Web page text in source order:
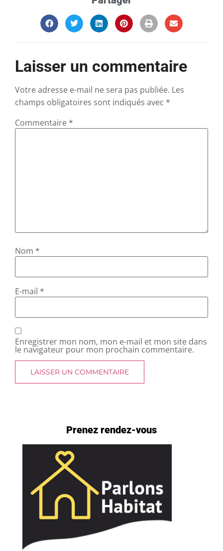
Laisser un commentaire
Votre adresse e-mail ne sera pas publiée. Les
champs obligatoires sont indiqués avec *
Commentaire *
Nom *
E-mail *
Enregistrer mon nom, mon e-mail et mon site dans
le navigateur pour mon prochain commentaire.
Prenez rendez-vous